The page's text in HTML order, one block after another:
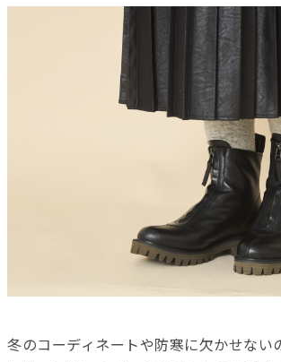
冬のコーディネートや防寒に欠かせない